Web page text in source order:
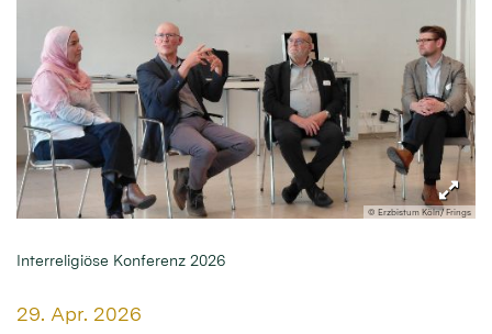
© Erzbistum Köln/ Frings
Interreligiöse Konferenz 2026
Datum:
29. Apr. 2026